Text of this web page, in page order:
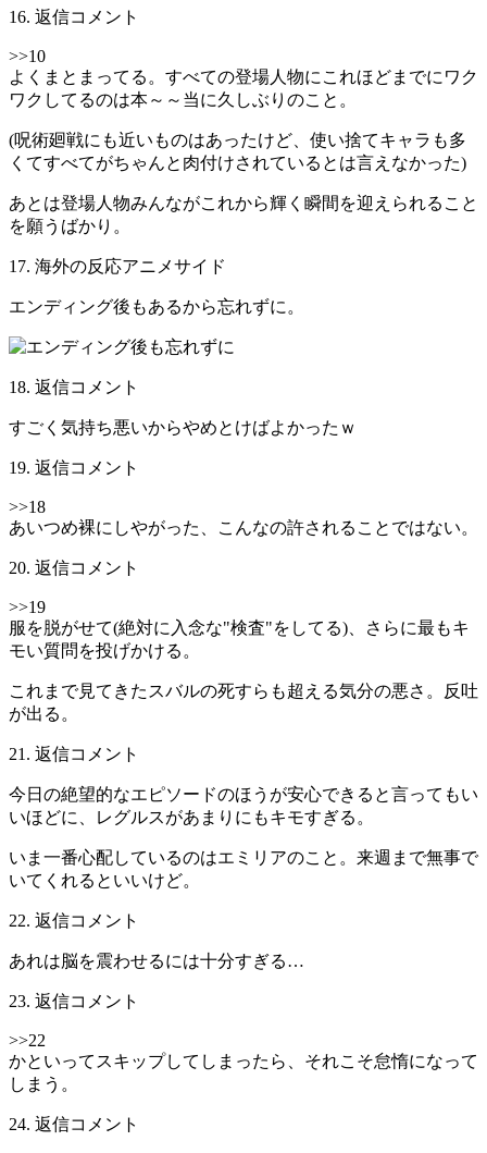
16. 返信コメント
>>10
よくまとまってる。すべての登場人物にこれほどまでにワク
ワクしてるのは本～～当に久しぶりのこと。
(呪術廻戦にも近いものはあったけど、使い捨てキャラも多
くてすべてがちゃんと肉付けされているとは言えなかった)
あとは登場人物みんながこれから輝く瞬間を迎えられること
を願うばかり。
17. 海外の反応アニメサイド
エンディング後もあるから忘れずに。
18. 返信コメント
すごく気持ち悪いからやめとけばよかったｗ
19. 返信コメント
>>18
あいつめ裸にしやがった、こんなの許されることではない。
20. 返信コメント
>>19
服を脱がせて(絶対に入念な"検査"をしてる)、さらに最もキ
モい質問を投げかける。
これまで見てきたスバルの死すらも超える気分の悪さ。反吐
が出る。
21. 返信コメント
今日の絶望的なエピソードのほうが安心できると言ってもい
いほどに、レグルスがあまりにもキモすぎる。
いま一番心配しているのはエミリアのこと。来週まで無事で
いてくれるといいけど。
22. 返信コメント
あれは脳を震わせるには十分すぎる…
23. 返信コメント
>>22
かといってスキップしてしまったら、それこそ怠惰になって
しまう。
24. 返信コメント